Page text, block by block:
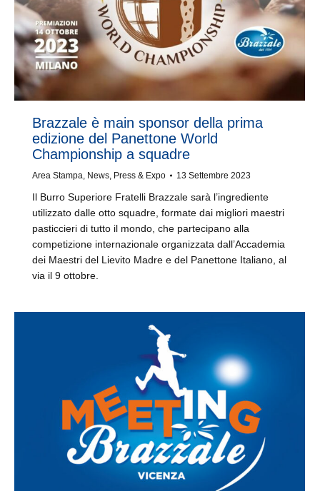
Brazzale è main sponsor della prima
edizione del Panettone World
Championship a squadre
Area Stampa, News, Press & Expo 13 Settembre 2023
Il Burro Superiore Fratelli Brazzale sarà l’ingrediente
utilizzato dalle otto squadre, formate dai migliori maestri
pasticcieri di tutto il mondo, che partecipano alla
competizione internazionale organizzata dall’Accademia
dei Maestri del Lievito Madre e del Panettone Italiano, al
via il 9 ottobre.